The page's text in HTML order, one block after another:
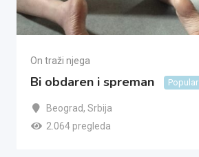
On traži njega
Bi obdaren i spreman Popular
Beograd, Srbija
2.064 pregleda